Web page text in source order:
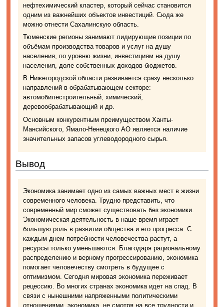
нефтехимический кластер, который сейчас становится
одним из важнейших объектов инвестиций. Сюда же
можно отнести Сахалинскую область.
Тюменские регионы занимают лидирующие позиции по
объёмам производства товаров и услуг на душу
населения, по уровню жизни, инвестициям на душу
населения, доле собственных доходов бюджетов.
В Нижегородской области развивается сразу несколько
направлений в обрабатывающем секторе:
автомобилестроительный, химический,
деревообрабатывающий и др.
Основным конкурентным преимуществом Ханты-
Мансийского, Ямало-Ненецкого АО является наличие
значительных запасов углеводородного сырья.
Вывод
Экономика занимает одно из самых важных мест в жизни
современного человека. Трудно представить, что
современный мир сможет существовать без экономики.
Экономическая деятельность в наше время играет
большую роль в развитии общества и его прогресса. С
каждым днем потребности человечества растут, а
ресурсы только уменьшаются. Благодаря рациональному
распределению и верному прогрессированию, экономика
помогает человечеству смотреть в будущее с
оптимизмом. Сегодня мировая экономика переживает
рецессию. Во многих странах экономика идет на спад. В
связи с нынешними напряженными политическими
отношениями, экономика, не смотря на все трудности и